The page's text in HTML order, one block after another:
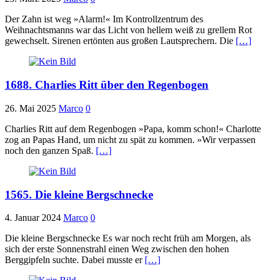
Der Zahn ist weg »Alarm!« Im Kontrollzentrum des
Weihnachtsmanns war das Licht von hellem weiß zu grellem Rot
gewechselt. Sirenen ertönten aus großen Lautsprechern. Die […]
1688. Charlies Ritt über den Regenbogen
26. Mai 2025 Marco 0
Charlies Ritt auf dem Regenbogen »Papa, komm schon!« Charlotte
zog an Papas Hand, um nicht zu spät zu kommen. »Wir verpassen
noch den ganzen Spaß. […]
1565. Die kleine Bergschnecke
4. Januar 2024 Marco 0
Die kleine Bergschnecke Es war noch recht früh am Morgen, als
sich der erste Sonnenstrahl einen Weg zwischen den hohen
Berggipfeln suchte. Dabei musste er […]